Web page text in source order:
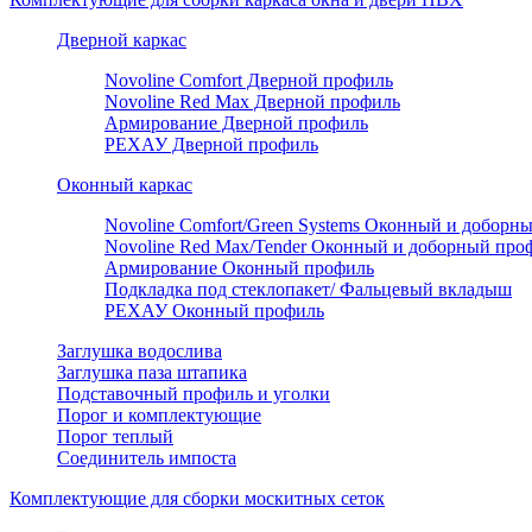
Дверной каркас
Novoline Comfort Дверной профиль
Novoline Red Мax Дверной профиль
Армирование Дверной профиль
РЕХАУ Дверной профиль
Оконный каркас
Novoline Comfort/Green Systems Оконный и
Novoline Red Max/Tender Оконный и доборный
Армирование Оконный профиль
Подкладка под стеклопакет/ Фальцевый вкладыш
РЕХАУ Оконный профиль
Заглушка водослива
Заглушка паза штапика
Подставочный профиль и уголки
Порог и комплектующие
Порог теплый
Соединитель импоста
Комплектующие для сборки москитных сеток